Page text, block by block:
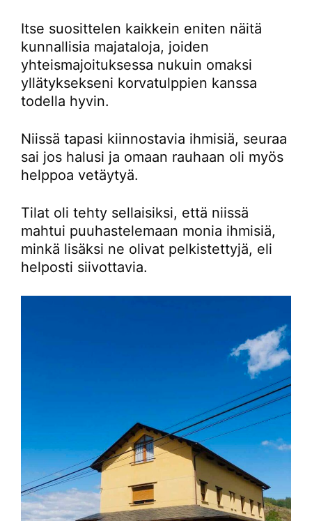
Itse suosittelen kaikkein eniten näitä
kunnallisia majataloja, joiden
yhteismajoituksessa nukuin omaksi
yllätyksekseni korvatulppien kanssa
todella hyvin.
Niissä tapasi kiinnostavia ihmisiä, seuraa
sai jos halusi ja omaan rauhaan oli myös
helppoa vetäytyä.
Tilat oli tehty sellaisiksi, että niissä
mahtui puuhastelemaan monia ihmisiä,
minkä lisäksi ne olivat pelkistettyjä, eli
helposti siivottavia.